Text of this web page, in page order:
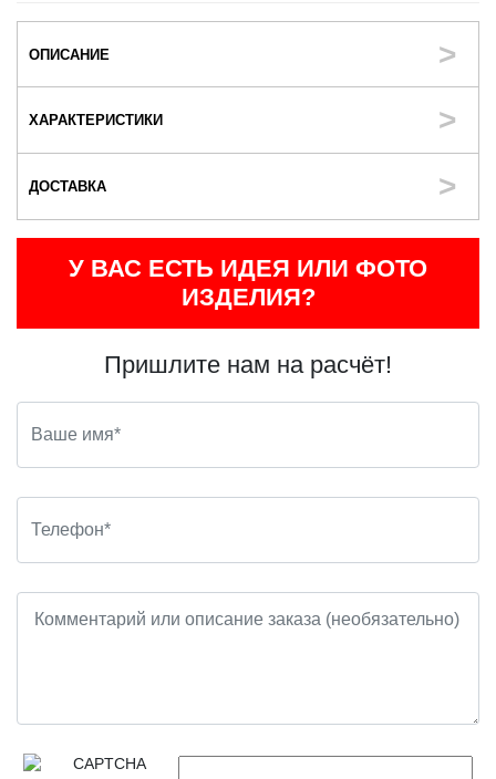
ОПИСАНИЕ
ХАРАКТЕРИСТИКИ
ДОСТАВКА
У ВАС ЕСТЬ ИДЕЯ ИЛИ ФОТО
ИЗДЕЛИЯ?
Пришлите нам на расчёт!